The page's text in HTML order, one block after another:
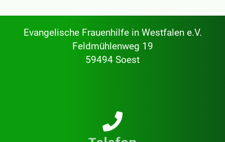
Evangelische Frauenhilfe in Westfalen e.V.
Feldmühlenweg 19
59494 Soest